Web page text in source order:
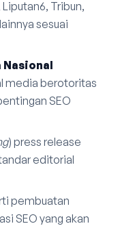
Tribun,
sesuai
Nasional
media berotoritas
SEO
) press release
editorial
pembuatan
SEO yang akan